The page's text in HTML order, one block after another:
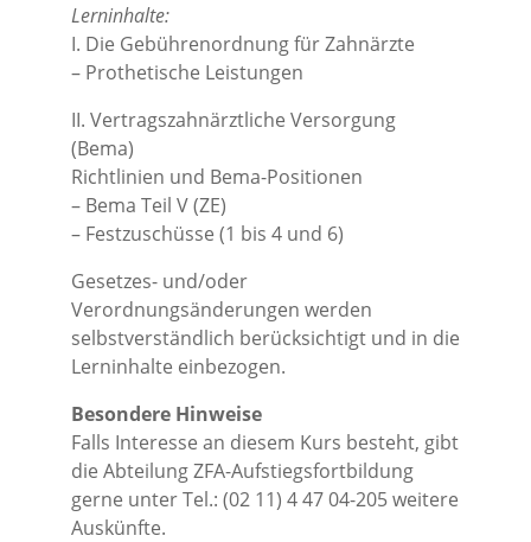
Lerninhalte:
I. Die Gebührenordnung für Zahnärzte
– Prothetische Leistungen
II. Vertragszahnärztliche Versorgung
(Bema)
Richtlinien und Bema-Positionen
– Bema Teil V (ZE)
– Festzuschüsse (1 bis 4 und 6)
Gesetzes- und/oder
Verordnungsänderungen werden
selbstverständlich berücksichtigt und in die
Lerninhalte einbezogen.
Besondere Hinweise
Falls Interesse an diesem Kurs besteht, gibt
die Abteilung ZFA-Aufstiegsfortbildung
gerne unter Tel.: (02 11) 4 47 04-205 weitere
Auskünfte.